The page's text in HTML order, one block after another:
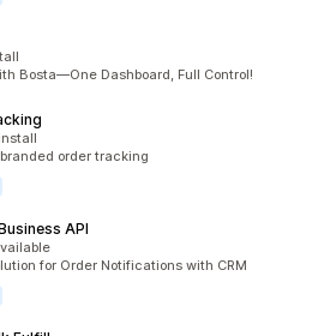
Bosta—One Dashboard, Full Control!
order tracking
API
for Order Notifications with CRM